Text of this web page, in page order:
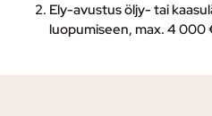
Ely-avustusöljy- tai
luopumiseen, max. 4 000